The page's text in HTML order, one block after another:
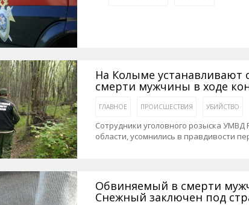
На Колыме устанавливают
смерти мужчины в ходе
ГЛАВНОЕ ПРОИСШЕСТВИЯ УБИЙСТВО
Сотрудники уголовного розыска УМВД
области, усомнились в правдивости
Обвиняемый в смерти
Снежный заключен под